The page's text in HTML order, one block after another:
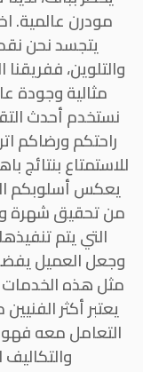
مودرن عالمية.
يتجسد نحن
والتلوين،
مثالية وجودة
نستخدم أحدث
راحتكم ورضاكم
للاستمتاع بنتائج
يعكس أسلوبكم
من تحقيق شهرة
التي يتم
وجعل العميل
مثل هذه الخدمات
يعتبر أكثر
التعامل معه فهو